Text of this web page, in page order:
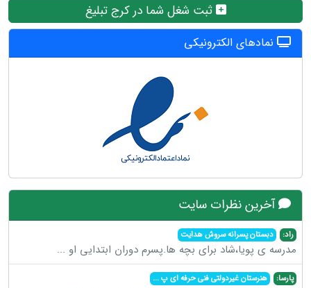
ثبت شغل شما در کرج تبلیغ
نمادهای الکترونیکی
آخرین نظرات سایت
راد: دبستان پسرانه سروش هدایت
مدرسه ی پویا،شاد برای بچه ها.پسرم دوران ابتدایی او ...
پارسا: هنرستان غیردولتی فنی حرفه ای پ...